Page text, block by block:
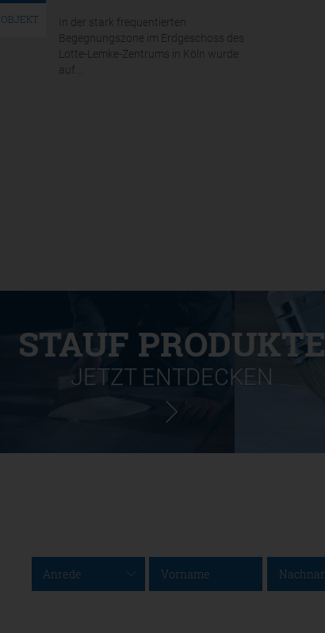
OBJEKT
In der stark frequentierten
Begegnungszone im Erdgeschoss des
Lotte-Lemke-Zentrums in Köln wurde
auf...
STAUF PRODUKTE
JETZT ENTDECKEN
Anrede